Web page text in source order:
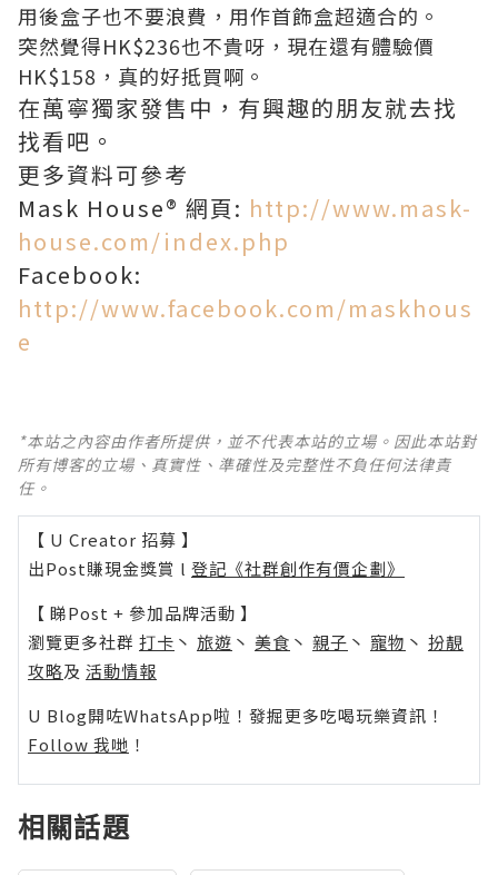
用後盒子也不要浪費，用作首飾盒超適合的。
突然覺得HK$236也不貴呀，現在還有體驗價
HK$158，真的好抵買啊。
在萬寧獨家發售中，有興趣的朋友就去找
找看吧。
更多資料可參考
Mask House® 網頁: http://www.mask-
house.com/index.php
Facebook:
http://www.facebook.com/maskhous
e
*本站之內容由作者所提供，並不代表本站的立場。因此本站對
所有博客的立場、真實性、準確性及完整性不負任何法律責
任。
【 U Creator 招募 】
出Post賺現金獎賞 l 登記《社群創作有價企劃》
【 睇Post + 參加品牌活動 】
瀏覽更多社群 打卡 丶 旅遊 丶 美食 丶 親子 丶 寵物 丶 扮靚
攻略及 活動情報
U Blog開咗WhatsApp啦！發掘更多吃喝玩樂資訊！
Follow 我哋 ！
相關話題